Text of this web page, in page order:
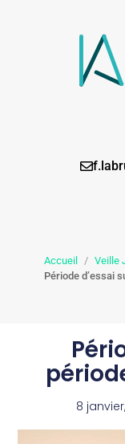
Accueil / Veille
Période d’essai
8